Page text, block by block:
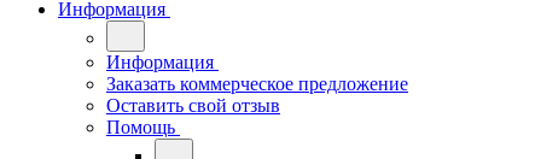
Информация
Информация
Заказать коммерческое предложение
Оставить свой отзыв
Помощь